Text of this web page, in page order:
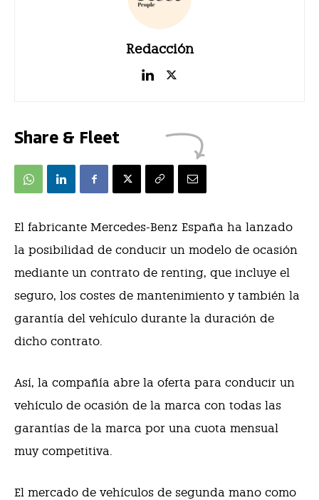
Redacción
Share & Fleet
El fabricante Mercedes-Benz España ha lanzado
la posibilidad de conducir un modelo de ocasión
mediante un contrato de renting, que incluye el
seguro, los costes de mantenimiento y también la
garantía del vehículo durante la duración de
dicho contrato.
Así, la compañía abre la oferta para conducir un
vehículo de ocasión de la marca con todas las
garantías de la marca por una cuota mensual
muy competitiva.
El mercado de vehículos de segunda mano como